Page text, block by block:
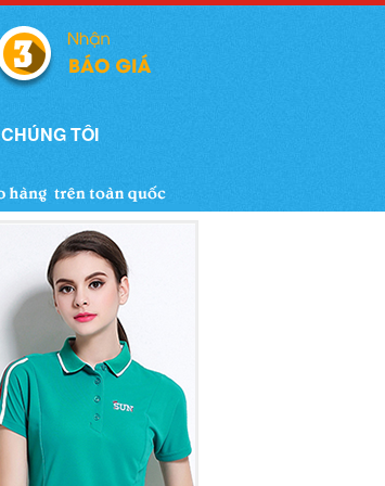
CHÚNG TÔI